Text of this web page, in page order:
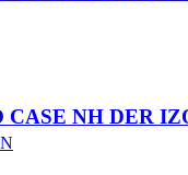
NH DER